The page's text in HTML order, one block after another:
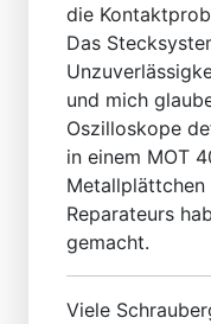
die
Das
und mich
Oszilloskope
in einem MOT
Metallplättchen
Reparateurs
gemacht.
Viele